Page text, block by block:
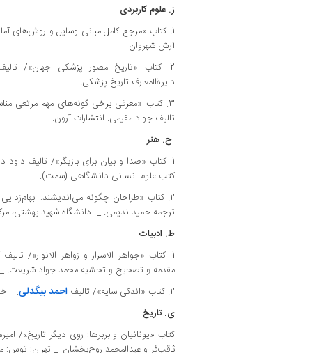
ز. علوم کاربردی
1. کتاب «مرجع کامل مبانی وسایل و روش‌های
آرش شهروان
2. کتاب «تاریخ مصور پزشکی جهان»/
دایرةالمعارف تاریخ پزشکی.
3. کتاب «معرفی برخی گونه‌های مهم مرتعی
تالیف جواد مقیمی. انتشارات آرون.
ح. هنر
1. کتاب «صدا و بیان برای بازیگر»/ تالیف
کتب علوم انسانی دانشگاهی (سمت).
2. کتاب «طراحان چگونه می‌اندیشند:
ترجمه حمید ندیمی. _ دانشگاه شهید بهشتی،
ط. ادبیات
1. کتاب «جواهر الاسرار و زواهر الانوار»/
مقدمه و تصحیح و تحشیه محمد جواد شریعت. _
2. کتاب «اندکی سایه»/ تالیف
احمد بیگدلی. _
ی. تاریخ
کتاب «یونانیان و بربرها: روی دیگر تاریخ»/
ثاقب‌فر و عبدالمحمد روح‌بخشان. _ تهران: توس: